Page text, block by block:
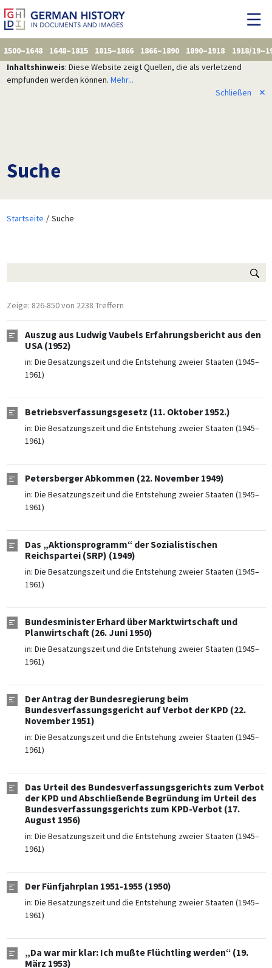
1500–1648 1648–1815 1815–1866 1866–1890 1890–1918
1918/
Inhaltshinweis: Diese Website zeigt Quellen, die als verletzend
empfunden werden können. Mehr...
Schließen
✕
Suche
Startseite Suche
Zeige: 826-850 von 2238 Treffern
Auszug aus Ludwig Vaubels Erfahrungsbericht aus den
USA (1952)
in: Die Besatzungszeit und die Entstehung zweier Staaten (1945–
1961)
Betriebsverfassungsgesetz (11. Oktober 1952.)
in: Die Besatzungszeit und die Entstehung zweier Staaten (1945–
1961)
Petersberger Abkommen (22. November 1949)
in: Die Besatzungszeit und die Entstehung zweier Staaten (1945–
1961)
Das „Aktionsprogramm“ der Sozialistischen
Reichspartei (SRP) (1949)
in: Die Besatzungszeit und die Entstehung zweier Staaten (1945–
1961)
Bundesminister Erhard über Marktwirtschaft und
Planwirtschaft (26. Juni 1950)
in: Die Besatzungszeit und die Entstehung zweier Staaten (1945–
1961)
Der Antrag der Bundesregierung beim
Bundesverfassungsgericht auf Verbot der KPD (22.
November 1951)
in: Die Besatzungszeit und die Entstehung zweier Staaten (1945–
1961)
Das Urteil des Bundesverfassungsgerichts zum Verbot
der KPD und Abschließende Begründung im Urteil des
Bundesverfassungsgerichts zum KPD-Verbot (17.
August 1956)
in: Die Besatzungszeit und die Entstehung zweier Staaten (1945–
1961)
Der Fünfjahrplan 1951-1955 (1950)
in: Die Besatzungszeit und die Entstehung zweier Staaten (1945–
1961)
„Da war mir klar: Ich mußte Flüchtling werden“ (19.
März 1953)